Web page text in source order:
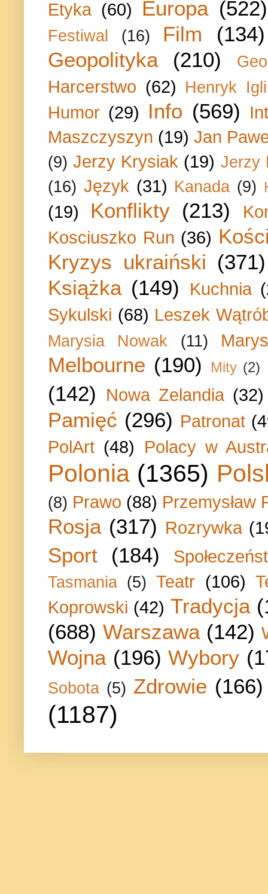
Etyka (60) Europa (522)
Festiwal (16) Film
(134)
Geopolityka
(210)
Harcerstwo (62) Henryk
Humor (29) Info (569)
Maszczyszyn (19) Jan
(9) Jerzy Krysiak (19) Jerzy
(16) Język (31) Kanada (9)
(19) Konflikty (213)
Kosciuszko Run (36)
Kryzys ukraiński (371)
Książka (149) Kuchnia
Sykulski (68) Leszek
Marysia Nowak (11)
Melbourne (190) Mity (2)
(142) Nowa Zelandia (32)
Pamięć (296) Patronat
PolArt (48) Polacy w
Polonia (1365)
(8) Prawo (88) Przemysław
Rosja (317) Rozrywka
Sport (184)
Tasmania (5) Teatr (106)
Koprowski (42) Tradycja
(688) Warszawa (142)
Wojna (196) Wybory
Sobota (5) Zdrowie (166)
(1187)